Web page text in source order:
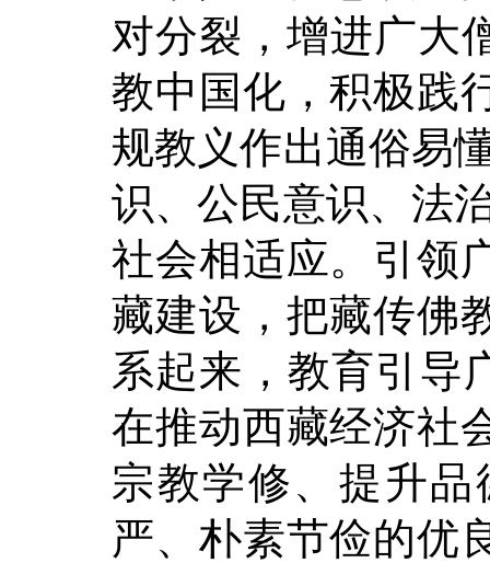
对分裂，增进广大
教中国化，积极践
规教义作出通俗易
识、公民意识、法
社会相适应。引领
藏建设，把藏传佛
系起来，教育引导
在推动西藏经济社
宗教学修、提升
严、朴素节俭的优